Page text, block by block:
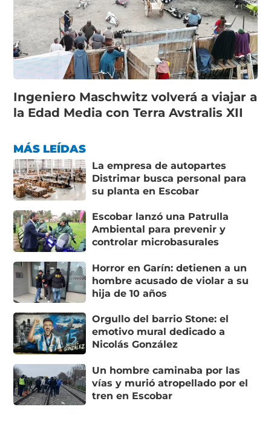
Ingeniero Maschwitz volverá a viajar a
la Edad Media con Terra Avstralis XII
MÁS LEÍDAS
La empresa de autopartes
Distrimar busca personal para
su planta en Escobar
Escobar lanzó una Patrulla
Ambiental para prevenir y
controlar microbasurales
Horror en Garín: detienen a un
hombre acusado de violar a su
hija de 10 años
Orgullo del barrio Stone: el
emotivo mural dedicado a
Nicolás González
Un hombre caminaba por las
vías y murió atropellado por el
tren en Escobar